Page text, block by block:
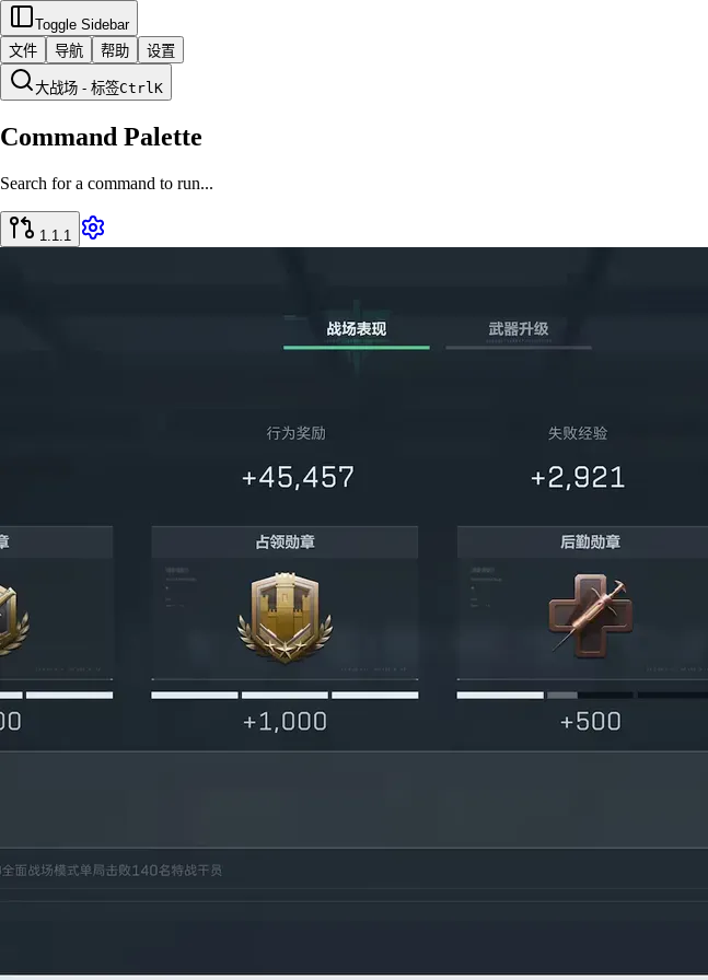
Toggle Sidebar
文件
导航 帮助 设置
大战场 - 标签CtrlK
Command Palette
Search for a command to run...
1.1.1